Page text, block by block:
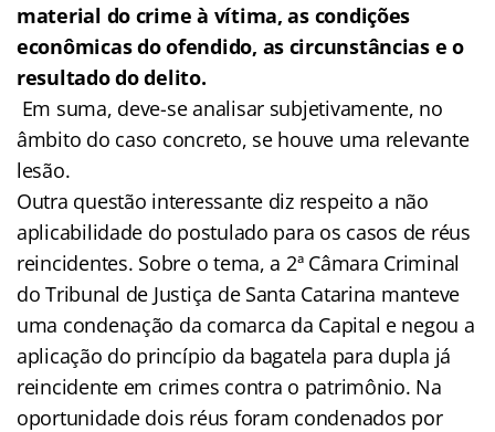
material do crime à vítima, as condições
econômicas do ofendido, as circunstâncias e o
resultado do delito.
Em suma, deve-se analisar subjetivamente, no
âmbito do caso concreto, se houve uma relevante
lesão.
Outra questão interessante diz respeito a não
aplicabilidade do postulado para os casos de réus
reincidentes. Sobre o tema, a 2ª Câmara Criminal
do Tribunal de Justiça de Santa Catarina manteve
uma condenação da comarca da Capital e negou a
aplicação do princípio da bagatela para dupla já
reincidente em crimes contra o patrimônio. Na
oportunidade dois réus foram condenados por